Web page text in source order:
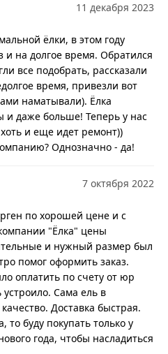
11 декабря 2023
ёлки, в этом году
и на долгое время. Обратился
все подобрать, рассказали
время, привезли вот
наматывали). Ёлка
и даже больше! Теперь у нас
и еще идет ремонт))
Однозначно - да!
7 октября 2022
по хорошей цене и с
"Ёлка" цены
и нужный размер был
помог оформить заказ.
оплатить по счету от юр
Сама ель в
Доставка быстрая.
то буду покупать только у
года, чтобы насладиться